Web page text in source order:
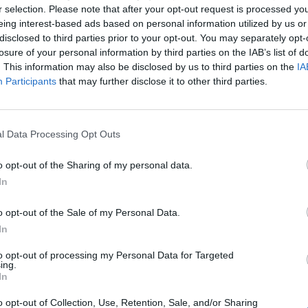
selection. Please note that after your opt-out request is processed
interest-based ads based on personal information utilized by us
to third parties prior to your opt-out. You may separately
of your personal information by third parties on the IAB’s list of
This information may also be disclosed by us to third parties on the
Participants that may further disclose it to other third parties.
Data Processing Opt Outs
opt-out of the Sharing of my personal data.
opt-out of the Sale of my Personal Data.
opt-out of processing my Personal Data for Targeted
opt-out of Collection, Use, Retention, Sale, and/or Sharing
Belkassam, en proposant aux candidats éliminés de
gâteau que leur adversaire.
et des ambitions
à le remplacer. Elle explique : « La remplacer, non,
intégrer cette partie-là duMeilleur pâtissier, oui ce
également que le tournage de
est plus contraignant en raison de ses déplacements. À
des tournages fixes, elle y voit un avantage, car elle se sent
la main à Noëmie Honiat ou un autre profil sera-t-il
pâtissière, pourrait également être une candidate
demeure quant à la prochaine jurée du programme.